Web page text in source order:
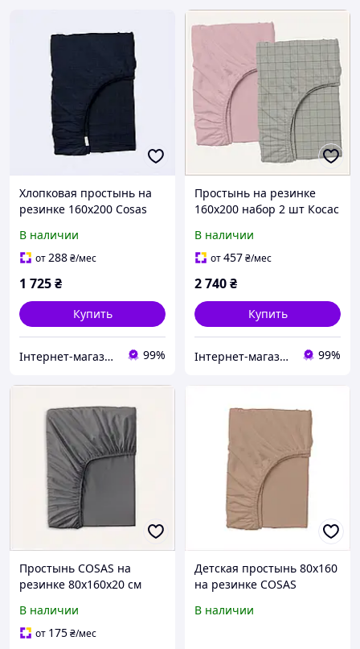
Хлопковая простынь на
резинке 160х200 Cosas
В наличии
от288₴/мес
1 725₴
Купить
Інтернет-магазин SaleX 99%
Простынь на резинке
160х200 набор 2 шт Косас
76T9764C3
В наличии
от457₴/мес
2 740₴
Купить
Інтернет-магазин SaleX 99%
Простынь COSAS на
резинке 80х160х20 см
C856P8143X
В наличии
от 175₴/мес
Детская простынь 80х160
на резинке COSAS
87B6177P5
В наличии